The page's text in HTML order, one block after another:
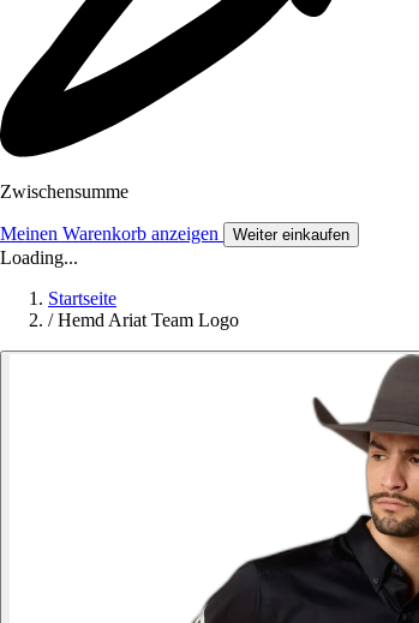
Zwischensumme
Meinen Warenkorb anzeigen Weiter einkaufen
Loading...
Startseite
/ Hemd Ariat Team Logo